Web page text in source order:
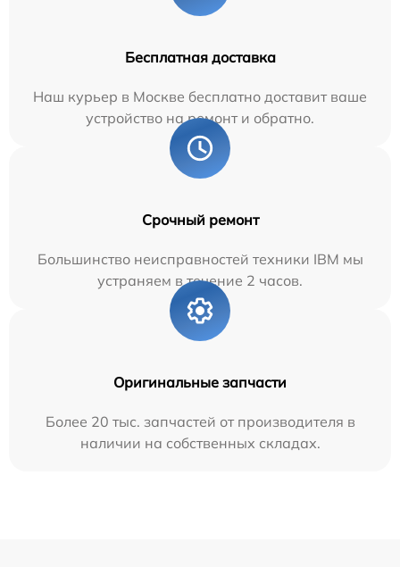
Бесплатная доставка
Наш курьер в Москве бесплатно доставит ваше
устройство на ремонт и обратно.
Срочный ремонт
Большинство неисправностей техники IBM мы
устраняем в течение 2 часов.
Оригинальные запчасти
Более 20 тыс. запчастей от производителя в
наличии на собственных складах.